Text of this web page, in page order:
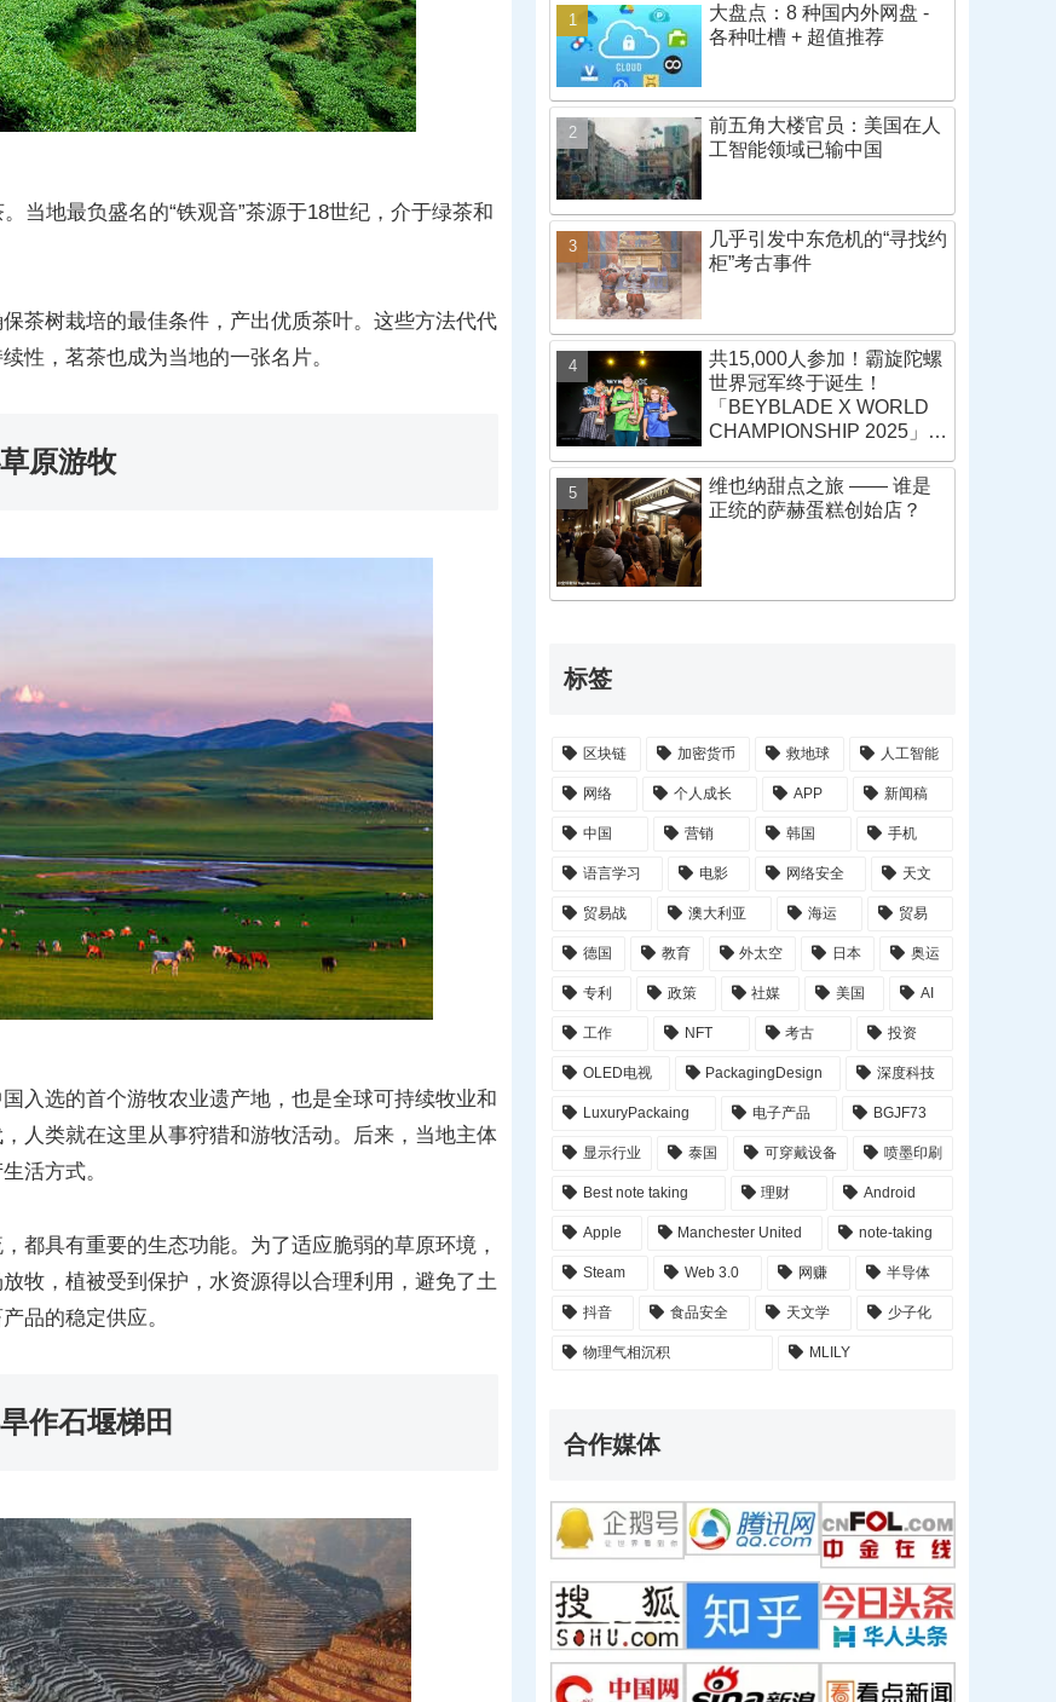
当地最负盛名的“铁观音”茶源于18世纪，介于绿茶和
茶树栽培的最佳条件，产出优质茶叶。这些方法代代
性，茗茶也成为当地的一张名片。
原游牧
入选的首个游牧农业遗产地，也是全球可持续牧业和
人类就在这里从事狩猎和游牧活动。后来，当地主体
活方式。
都具有重要的生态功能。为了适应脆弱的草原环境，
牧，植被受到保护，水资源得以合理利用，避免了土
品的稳定供应。
作石堰梯田
大盘点：8 种国内外网盘 -
各种吐槽 + 超值推荐
前五角大楼官员：美国在人
工智能领域已输中国
几乎引发中东危机的“寻找约
柜”考古事件
共15,000人参加！霸旋陀螺
世界冠军终于诞生！
「BEYBLADE X WORLD
CHAMPIONSHIP 2025」战
维也纳甜点之旅 —— 谁是
正统的萨赫蛋糕创始店？
标签
区块链 加密货币 救地球 人工智能
网络 个人成长 APP 新闻稿
中国 营销 韩国 手机
语言学习 电影 网络安全 天文
贸易战 澳大利亚 海运 贸易
德国 教育 外太空 日本 奥运
专利 政策 社媒 美国 AI
工作 NFT 考古 投资
OLED电视 PackagingDesign 深度科技
LuxuryPackaing 电子产品 BGJF73
显示行业 泰国 可穿戴设备 喷墨印刷
Best note taking 理财 Android
Apple Manchester United note-taking
Steam Web 3.0 网赚 半导体
抖音 食品安全 天文学 少子化
物理气相沉积 MLILY
合作媒体